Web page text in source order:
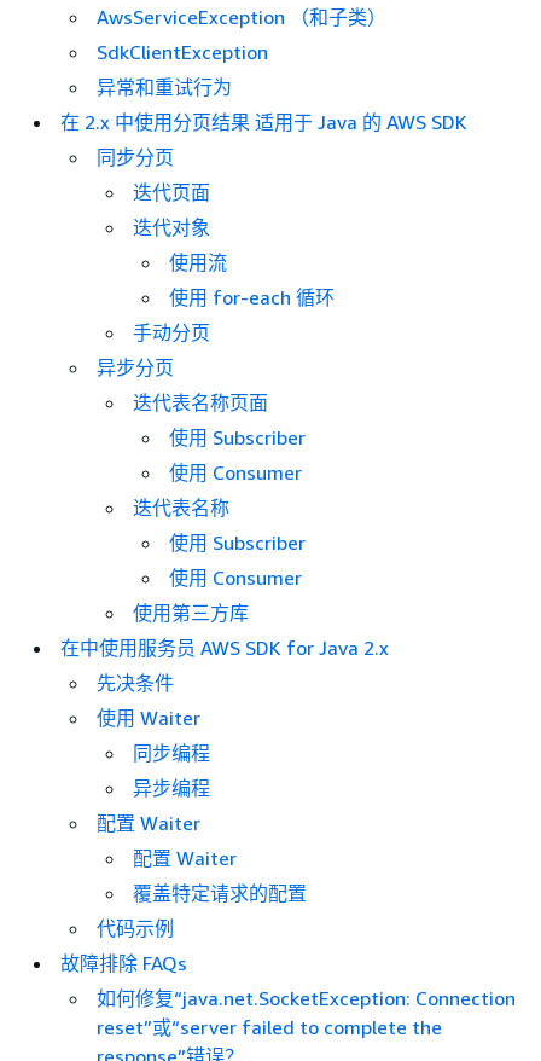
AwsServiceException （和子类）
SdkClientException
异常和重试行为
在 2.x 中使用分页结果 适用于 Java 的 AWS SDK
同步分页
迭代页面
迭代对象
使用流
使用 for-each 循环
手动分页
异步分页
迭代表名称页面
使用 Subscriber
使用 Consumer
迭代表名称
使用 Subscriber
使用 Consumer
使用第三方库
在中使用服务员 AWS SDK for Java 2.x
先决条件
使用 Waiter
同步编程
异步编程
配置 Waiter
配置 Waiter
覆盖特定请求的配置
代码示例
故障排除 FAQs
如何修复“java.net.SocketException: Connection
reset”或“server failed to complete the
response”错误？